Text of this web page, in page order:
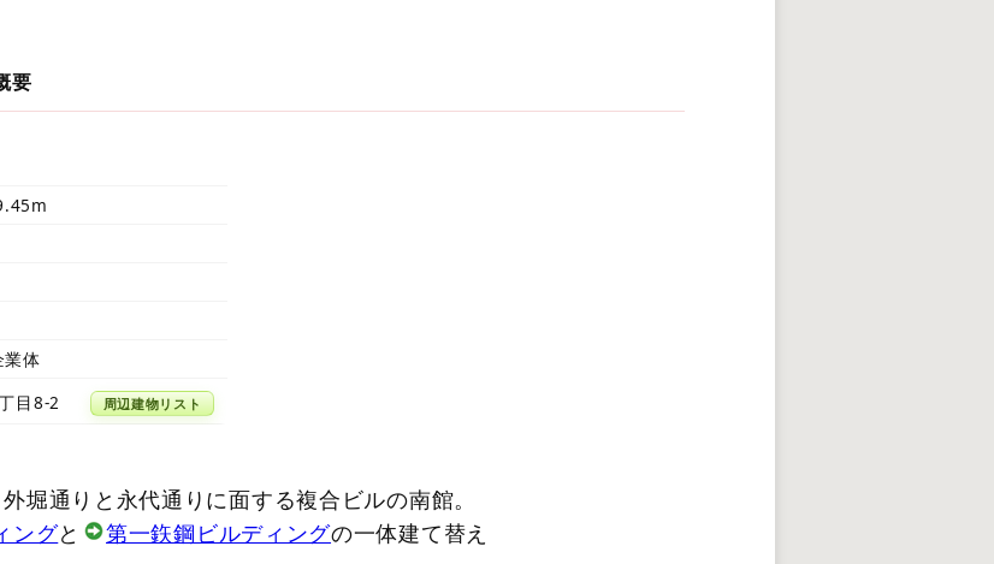
要
業体
目8-2 周辺建物リスト
堀通りと永代通りに面する複合ビルの南館。
ングと 第一鉃鋼ビルディングの一体建て替え